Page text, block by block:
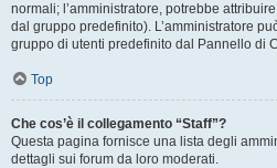
normali; l’amministratore, potrebbe
dal gruppo predefinito). L’amministratore
gruppo di utenti predefinito dal Pannello di
Top
Che cos’è il collegamento “Staff”?
Questa pagina fornisce una lista degli
dettagli sui forum da loro moderati.